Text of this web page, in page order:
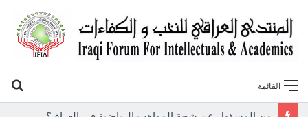
القائمة